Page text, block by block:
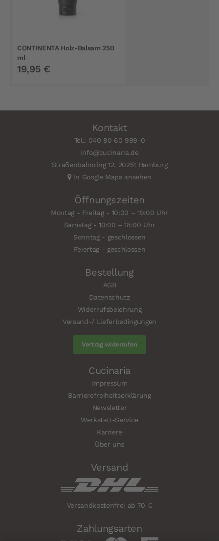
CONTINENTA Holz-Balsam 250
ml
19,95 €
Kontakt
Tel.: 040 80 60 999-0
info@cucinaria.de
Straßenbahnring 12, 20251 Hamburg
In Google Maps ansehen
Öffnungszeiten
Montag - Freitag - 10:00 – 19:00 Uhr
Samstag - 10:00 – 18:00 Uhr
Sonntag - geschlossen
Feiertag - geschlossen
Bestellung
AGB
Datenschutz
Widerrufsbelehrung
Versand-/ Lieferbedingungen
Vertrag widerrufen
Cucinaria
Impressum
Barrierefreiheitserklärung
Newsletter
Werkstatt-Service
Karriere
Über uns
Versand
Versandkostenfrei ab 70 €
Zahlungsarten